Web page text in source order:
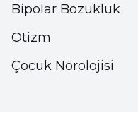
Antikor pozitif
vücut bu hastalığa
Antijenin pozitif
Bipolar Bozukluk
Otizm
Çocuk Nörolojisi